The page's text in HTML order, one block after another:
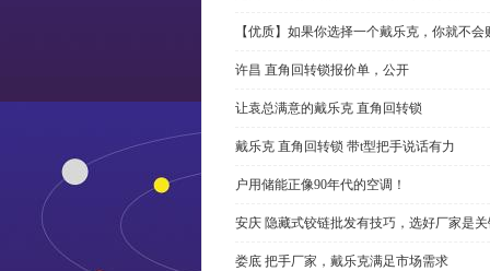
【优质】如果你选择一个戴乐克，你就不
许昌 直角回转锁报价单，公开
让袁总满意的戴乐克 直角回转锁
戴乐克 直角回转锁 带t型把手说话有力
户用储能正像90年代的空调！
安庆 隐藏式铰链批发有技巧，选好厂家是
娄底 把手厂家，戴乐克满足市场需求